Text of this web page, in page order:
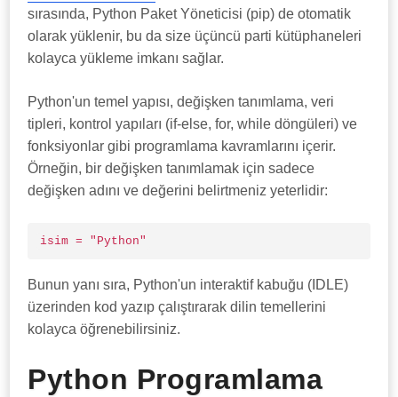
sırasında, Python Paket Yöneticisi (pip) de otomatik
olarak yüklenir, bu da size üçüncü parti kütüphaneleri
kolayca yükleme imkanı sağlar.
Python'un temel yapısı, değişken tanımlama, veri
tipleri, kontrol yapıları (if-else, for, while döngüleri) ve
fonksiyonlar gibi programlama kavramlarını içerir.
Örneğin, bir değişken tanımlamak için sadece
değişken adını ve değerini belirtmeniz yeterlidir:
isim = "Python"
Bunun yanı sıra, Python'un interaktif kabuğu (IDLE)
üzerinden kod yazıp çalıştırarak dilin temellerini
kolayca öğrenebilirsiniz.
Python Programlama